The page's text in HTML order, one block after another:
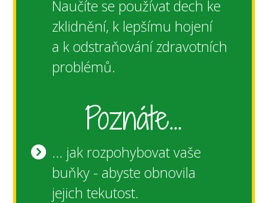
Naučíte se používat dech ke
zklidnění, k lepšímu hojení
a k odstraňování zdravotních
problémů.
Poznáte...
... jak rozpohybovat vaše
buňky - abyste obnovila
jejich tekutost.